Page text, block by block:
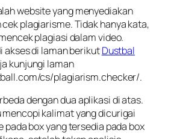
website yang menyediakan
plagiarisme. Tidak hanya kata,
plagiasi dalam video.
akses di laman berikutDustbal
kunjungi laman
cs/plagiarism.checker/.
dengan dua aplikasi di atas.
mencopi kalimat yang dicurigai
pada box yang tersedia pada box